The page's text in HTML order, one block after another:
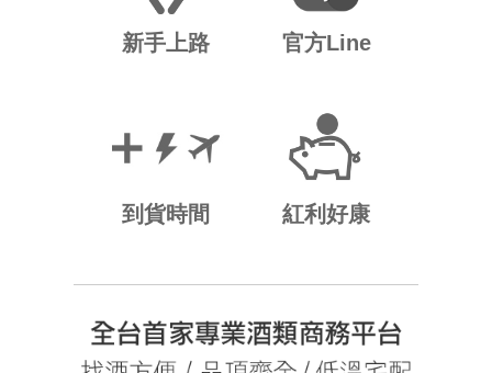
新手上路 官方Line
到貨時間 紅利好康